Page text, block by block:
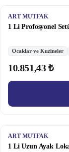
ART MUTFAK
1 Li Profosyonel
Ocaklar ve Kuzineler
10.851,43 ₺
ART MUTFAK
1 Li Uzun Ayak